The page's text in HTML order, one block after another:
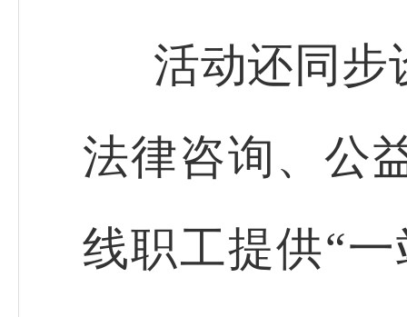
活动还同步
法律咨询、公
线职工提供“